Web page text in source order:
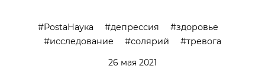
PostaНаука депрессия
здоровье
исследование
солярий
тревога
26 мая 2021